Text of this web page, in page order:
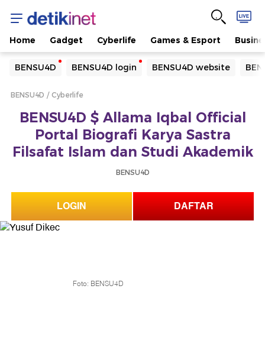
Home Gadget Cyberlife Games & Esport
BENSU4D BENSU4D login BENSU4D website
Yang sedang ramai dicari
Loading...
Loading...
BENSU4D Cyberlife
BENSU4D $ Allama Iqbal Official
Portal Biografi Karya Sastra
Filsafat Islam dan Studi Akademik
BENSU4D
LOGIN DAFTAR
Foto: BENSU4D